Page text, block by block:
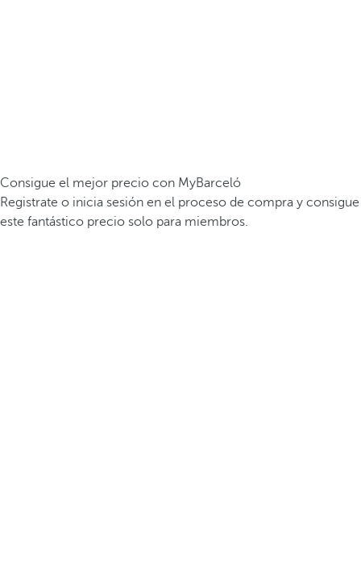
Consigue el mejor precio con MyBarceló
Registrate o inicia sesión en el proceso de compra y consigue
este fantástico precio solo para miembros.